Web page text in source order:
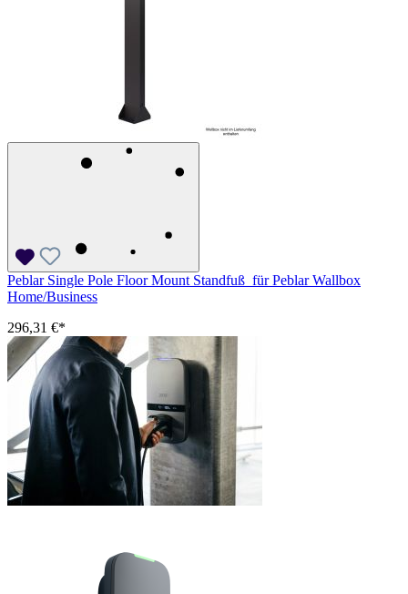
Peblar Single Pole Floor Mount Standfuß für Peblar Wallbox
Home/Business
296,31 €*